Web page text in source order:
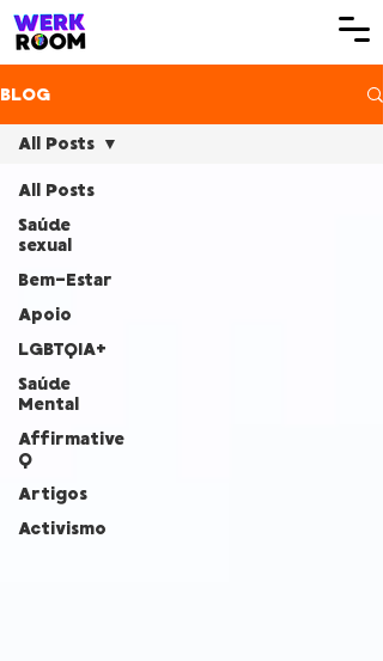
BLOG
All Posts
Saúde
sexual
Bem-Estar
Apoio
LGBTQIA+
Saúde
Mental
Affirmative
Q
Artigos
Activismo
All Posts